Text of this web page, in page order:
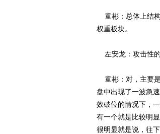
童彬：总体上结
权重板块。
左安龙：攻击性的
童彬：对，主要
盘中出现了一波急
效破位的情况下，
有一个就是比较明
很明显就是说，往